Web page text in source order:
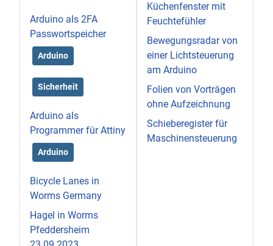
Arduino als 2FA
Passwortspeicher
Arduino
Sicherheit
Arduino als
Programmer für Attiny
Arduino
Bicycle Lanes in
Worms Germany
Hagel in Worms
Pfeddersheim
Küchenfenster mit
Feuchtefühler
Bewegungsradar von
einer Lichtsteuerung
am Arduino
Folien von Vorträgen
ohne Aufzeichnung
Schieberegister für
Maschinensteuerung